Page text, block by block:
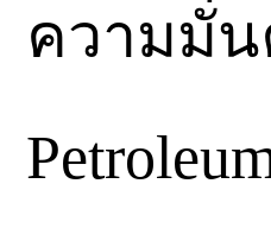
ความมั่น